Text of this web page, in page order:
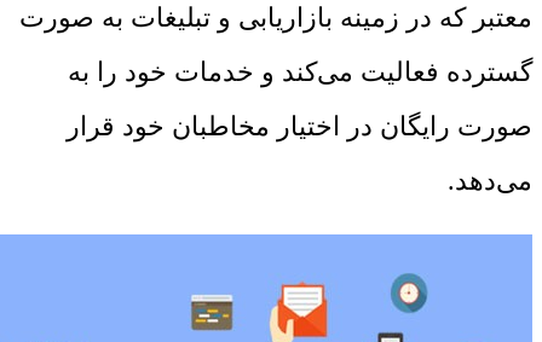
معتبر که در زمینه بازاریابی و تبلیغات به صورت
گسترده فعالیت می‌کند و خدمات خود را به
صورت رایگان در اختیار مخاطبان خود قرار
می‌دهد.